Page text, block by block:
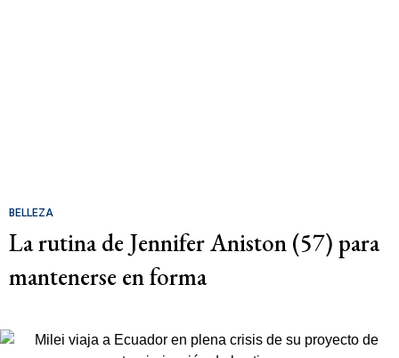
BELLEZA
La rutina de Jennifer Aniston (57) para
mantenerse en forma